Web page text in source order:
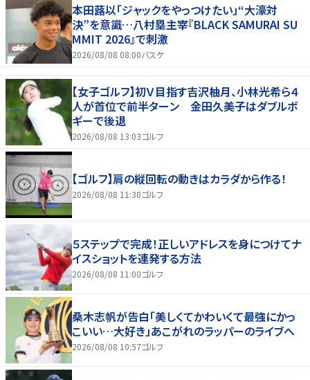
本田蕗以「ジャックをやっつけたい」“大濠対
決”を意識…八村塁主宰『BLACK SAMURAI SU
MMIT 2026』で刺激
2026/08/08 08:00バスケ
【女子ゴルフ】初Ｖ目指す吉沢柚月、小林光希ら４
人が首位で前半ターン 金田久美子はダブルボ
ギーで後退
2026/08/08 13:03ゴルフ
【ゴルフ】肩の縦回転の動きはカラダから作る！
2026/08/08 11:30ゴルフ
５ステップで完成！正しいアドレスを身につけてナ
イスショットを連発する方法
2026/08/08 11:00ゴルフ
桑木志帆が告白「美しくてかわいくて最強にかっ
こいい…大好き」あこがれのラッパーのライブへ
2026/08/08 10:57ゴルフ